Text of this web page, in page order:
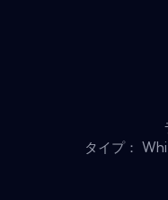
タイプ：